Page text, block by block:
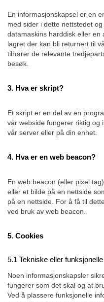
En informasjonskapsel er en
med sider i dette nettstedet
datamaskins harddisk eller
lagret der kan bli returnert til
tilhører de relevante
besøk.
3. Hva er skript?
Et skript er en del av en
vår webside fungerer riktig og
vår server eller på din enhet.
4. Hva er en web beacon?
En web beacon (eller pixel
eller et bilde på en nettside
på en nettside. For å få til
ved bruk av web beacon.
5. Cookies
5.1 Tekniske eller
Noen informasjonskapsler
fungerer som det skal og at
Ved å plassere funksjonelle